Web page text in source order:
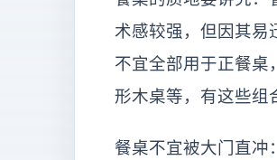
术感较强，但因其易
不宜全部用于正餐桌
形木桌等，有这些组
餐桌不宜被大门直冲